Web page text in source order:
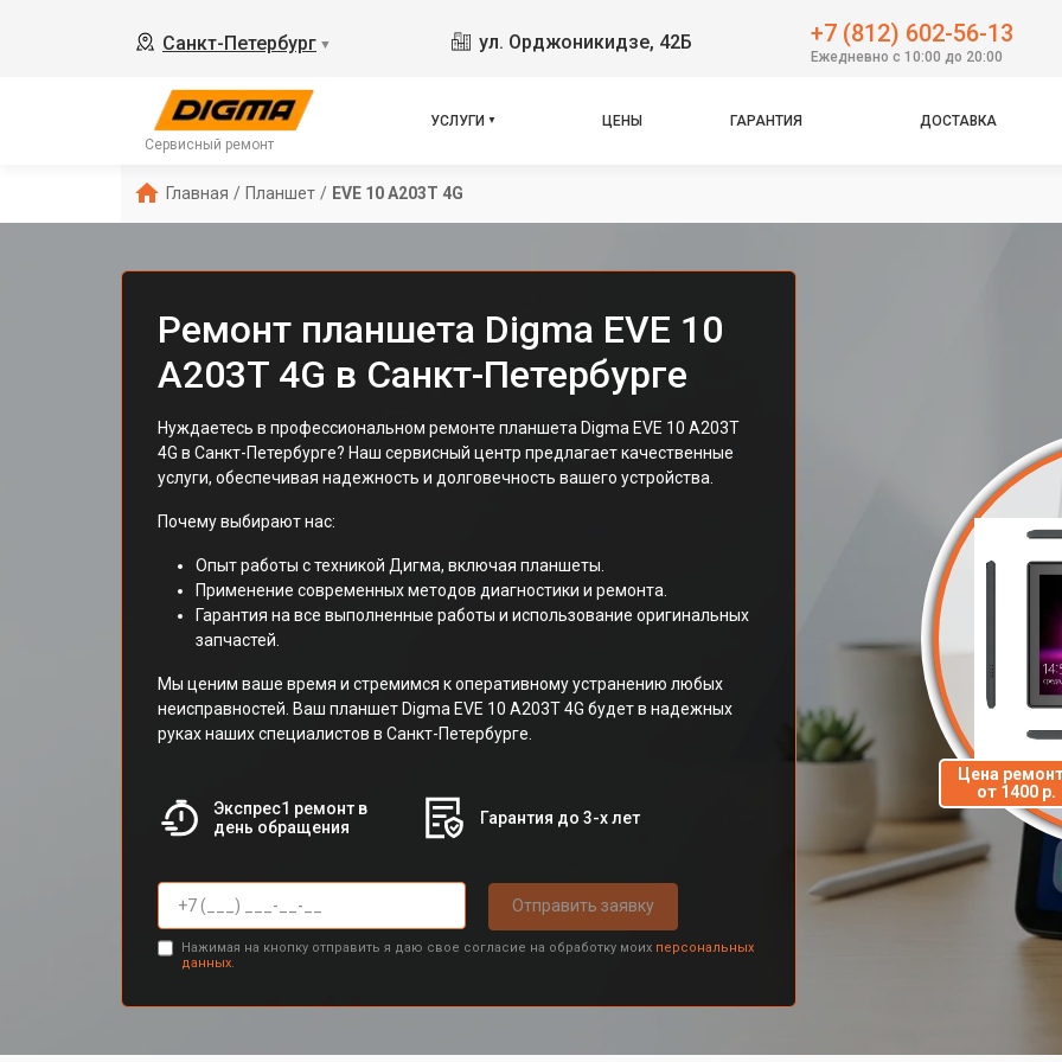
Санкт-Петербург ▼ ул. Орджоникидзе, 42Б +7 (812) 602-56-13
Ежедневно с 10:00 до 20:00
Сервисный ремонт
УСЛУГИ ЦЕНЫ ГАРАНТИЯ ДОСТАВКА
Главная / Планшет / EVE 10 A203T 4G
Ремонт планшета Digma EVE 10
A203T 4G в Санкт-Петербурге
Нуждаетесь в профессиональном ремонте планшета Digma EVE 10 A203T
4G в Санкт-Петербурге? Наш сервисный центр предлагает качественные
услуги, обеспечивая надежность и долговечность вашего устройства.
Почему выбирают нас:
Опыт работы с техникой Дигма, включая планшеты.
Применение современных методов диагностики и ремонта.
Гарантия на все выполненные работы и использование оригинальных
запчастей.
Мы ценим ваше время и стремимся к оперативному устранению любых
неисправностей. Ваш планшет Digma EVE 10 A203T 4G будет в надежных
руках наших специалистов в Санкт-Петербурге.
Экспрес1 ремонт в
день обращения
Гарантия до 3-х лет
Отправить заявку
Нажимая на кнопку отправить я даю свое согласие на обработку моих персональных
данных.
Цена
от 1400 р.